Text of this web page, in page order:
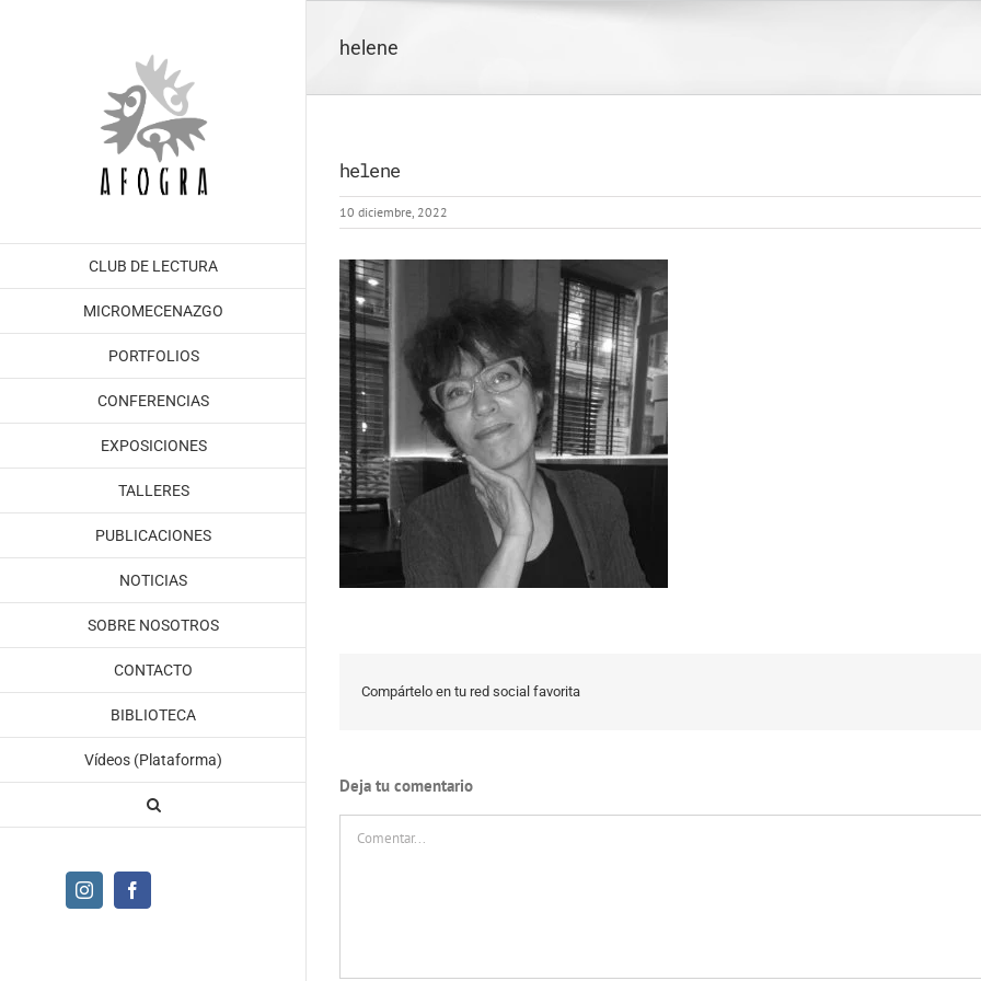
CLUB DE LECTURA
MICROMECENAZGO
PORTFOLIOS
CONFERENCIAS
EXPOSICIONES
TALLERES
PUBLICACIONES
NOTICIAS
SOBRE NOSOTROS
CONTACTO
BIBLIOTECA
Vídeos (Plataforma)
Instagram
helene
helene
10 diciembre, 2022
Compártelo en tu red social favorita
Deja tu comentario